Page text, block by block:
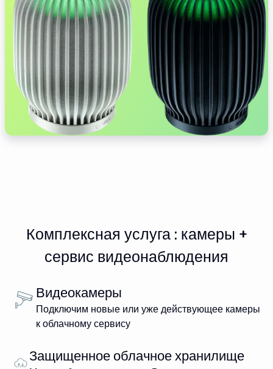
Комплексная услуга : камеры +
сервис видеонаблюдения
Видеокамеры
Подключим новые или уже действующее камеры
к облачному сервису
Защищенное облачное хранилище